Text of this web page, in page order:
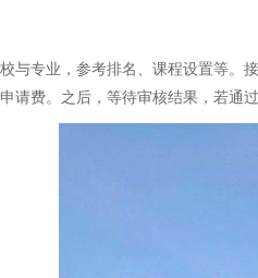
与专业，参考排名、课程设置等
请费。之后，等待审核结果，若通